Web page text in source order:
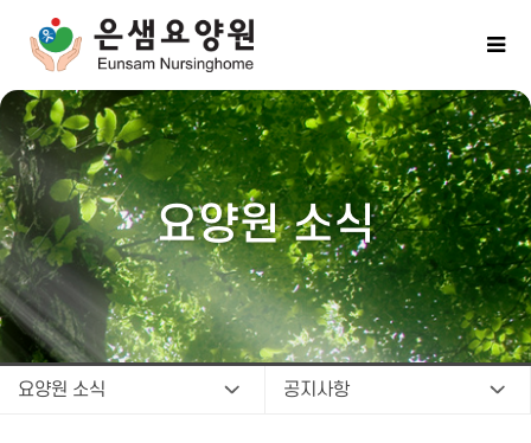
요양원 소식
요양원 소식 공지사항